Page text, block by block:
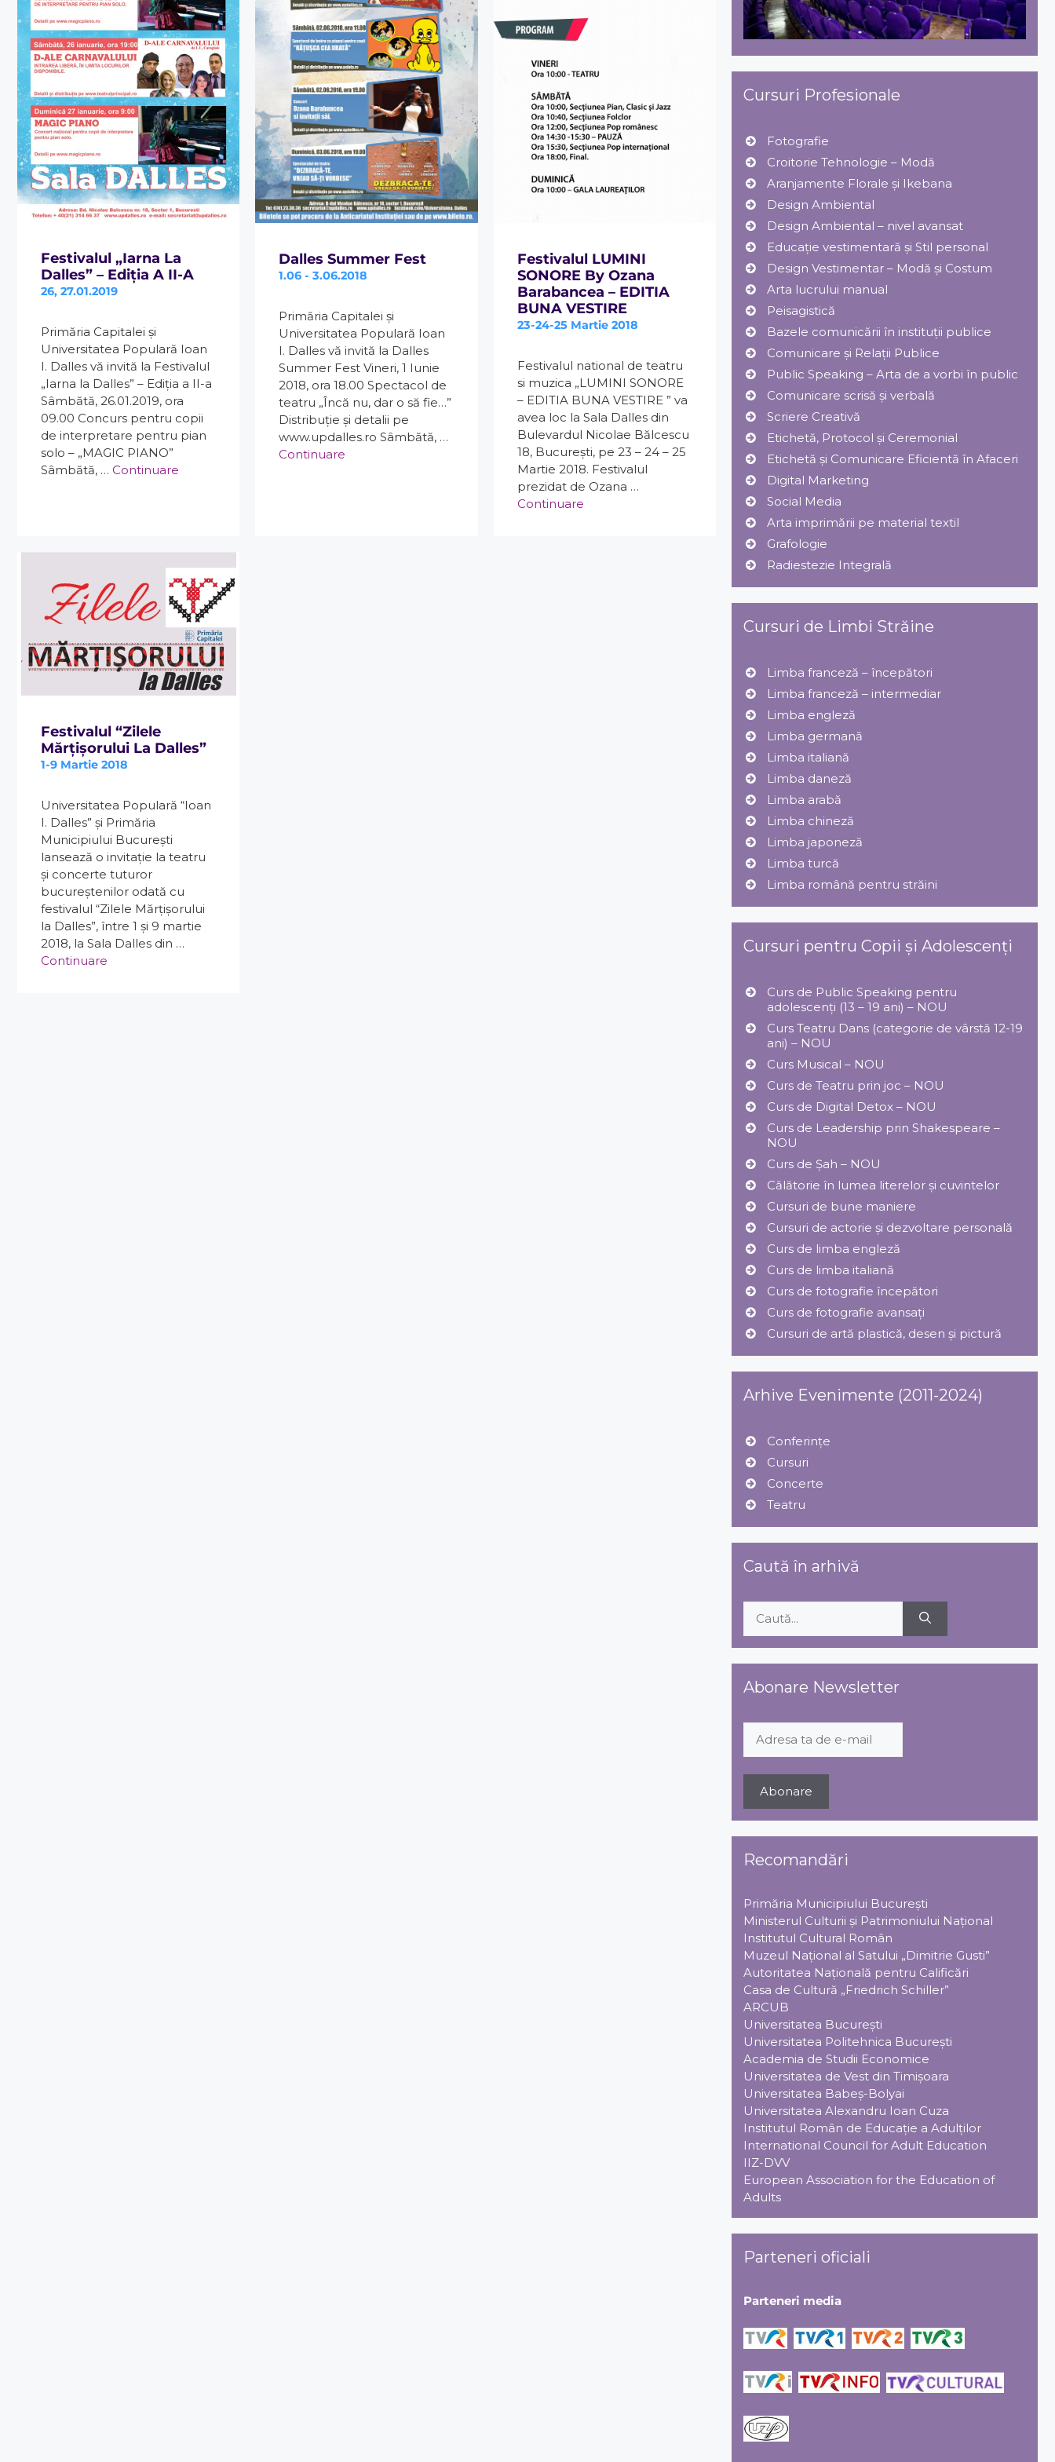
Festivalul „Iarna La
Dalles” – Ediția A II-A
26, 27.01.2019
Primăria Capitalei și
Universitatea Populară Ioan
I. Dalles vă invită la Festivalul
„Iarna la Dalles” – Ediția a II-a
Sâmbătă, 26.01.2019, ora
09.00 Concurs pentru copii
de interpretare pentru pian
solo – „MAGIC PIANO”
Sâmbătă, … Continuare
Dalles Summer Fest
1.06 - 3.06.2018
Primăria Capitalei și
Universitatea Populară Ioan
I. Dalles vă invită la Dalles
Summer Fest Vineri, 1 Iunie
2018, ora 18.00 Spectacol de
teatru „Încă nu, dar o să fie…”
Distribuție și detalii pe
www.updalles.ro Sâmbătă, …
Continuare
Festivalul LUMINI
SONORE By Ozana
Barabancea – EDITIA
BUNA VESTIRE
23-24-25 Martie 2018
Festivalul national de teatru
si muzica „LUMINI SONORE
– EDITIA BUNA VESTIRE ” va
avea loc la Sala Dalles din
Bulevardul Nicolae Bălcescu
18, București, pe 23 – 24 – 25
Martie 2018. Festivalul
prezidat de Ozana …
Continuare
Festivalul “Zilele
Mărțișorului La Dalles”
1-9 Martie 2018
Universitatea Populară “Ioan
I. Dalles” și Primăria
Municipiului București
lansează o invitație la teatru
și concerte tuturor
bucureștenilor odată cu
festivalul “Zilele Mărțișorului
la Dalles”, între 1 și 9 martie
2018, la Sala Dalles din …
Continuare
Cursuri Profesionale
Fotografie
Croitorie Tehnologie – Modă
Aranjamente Florale şi Ikebana
Design Ambiental
Design Ambiental – nivel avansat
Educație vestimentară și Stil personal
Design Vestimentar – Modă şi Costum
Arta lucrului manual
Peisagistică
Bazele comunicării în instituții publice
Comunicare și Relaţii Publice
Public Speaking – Arta de a vorbi în public
Comunicare scrisă și verbală
Scriere Creativă
Etichetă, Protocol şi Ceremonial
Etichetă și Comunicare Eficientă în Afaceri
Digital Marketing
Social Media
Arta imprimării pe material textil
Grafologie
Radiestezie Integrală
Cursuri de Limbi Străine
Limba franceză – începători
Limba franceză – intermediar
Limba engleză
Limba germană
Limba italiană
Limba daneză
Limba arabă
Limba chineză
Limba japoneză
Limba turcă
Limba română pentru străini
Cursuri pentru Copii și Adolescenți
Curs de Public Speaking pentru
adolescenți (13 – 19 ani) – NOU
Curs Teatru Dans (categorie de vârstă 12-19
ani) – NOU
Curs Musical – NOU
Curs de Teatru prin joc – NOU
Curs de Digital Detox – NOU
Curs de Leadership prin Shakespeare –
NOU
Curs de Șah – NOU
Călătorie în lumea literelor și cuvintelor
Cursuri de bune maniere
Cursuri de actorie și dezvoltare personală
Curs de limba engleză
Curs de limba italiană
Curs de fotografie începători
Curs de fotografie avansați
Cursuri de artă plastică, desen și pictură
Arhive Evenimente (2011-2024)
Conferințe
Cursuri
Concerte
Teatru
Caută în arhivă
după:
Abonare Newsletter
Recomandări
Primăria Municipiului Bucureşti
Ministerul Culturii şi Patrimoniului Naţional
Institutul Cultural Român
Muzeul Național al Satului „Dimitrie Gusti”
Autoritatea Națională pentru Calificări
Casa de Cultură „Friedrich Schiller”
ARCUB
Universitatea Bucureşti
Universitatea Politehnica Bucureşti
Academia de Studii Economice
Universitatea de Vest din Timişoara
Universitatea Babeş-Bolyai
Universitatea Alexandru Ioan Cuza
Institutul Român de Educaţie a Adulţilor
International Council for Adult Education
IIZ-DVV
European Association for the Education of
Adults
Parteneri oficiali
Parteneri media